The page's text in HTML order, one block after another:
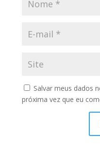
Salvar meus dados
próxima vez que eu